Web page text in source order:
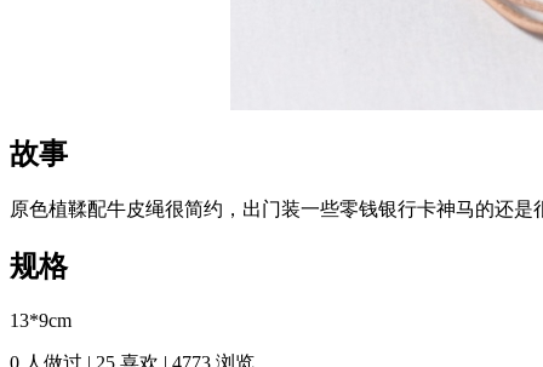
故事
原色植鞣配牛皮绳很简约，出门装一些零钱银行卡神马的还是
规格
13*9cm
0 人做过 | 25 喜欢 | 4773 浏览